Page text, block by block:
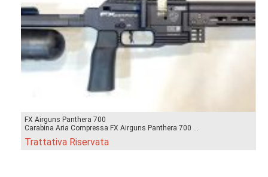
FX Airguns Panthera 700
Carabina Aria Compressa FX Airguns Panthera 700 ...
Trattativa Riservata